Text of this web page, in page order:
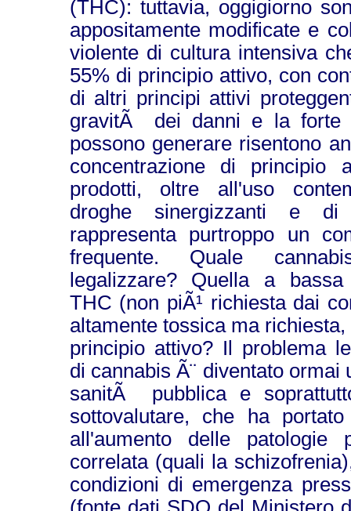
(THC): tuttavia, oggigiorno
appositamente modificate e
violente di cultura intensiva
55% di principio attivo, con
di altri principi attivi
gravitÃ dei danni e la forte
possono generare risentono
concentrazione di principio
prodotti, oltre all'uso
droghe sinergizzanti e
rappresenta purtroppo un
frequente. Quale
legalizzare? Quella a
THC (non piÃ¹ richiesta dai
altamente tossica ma
principio attivo? Il problema
di cannabis Ã¨ diventato ormai
sanitÃ pubblica e
sottovalutare, che ha
all'aumento delle patologie
correlata (quali la
condizioni di emergenza